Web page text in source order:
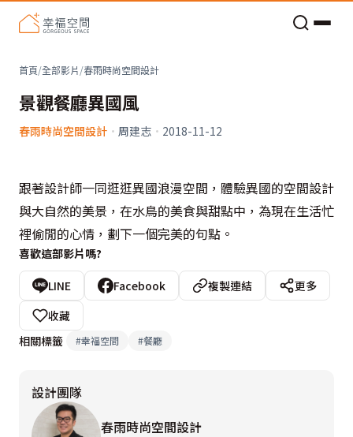
首頁/全部影片/春雨時尚空間設計
景觀餐廳異國風
春雨時尚空間設計 · 周建志 · 2018-11-12
跟著設計師一同逛逛異國浪漫空間，體驗異國的空間設計
與大自然的美景，在水鳥的美食與甜點中，為現在生活忙
裡偷閒的心情，劃下一個完美的句點。
喜歡這部影片嗎?
LINE Facebook 複製連結
更多
收藏
相關標籤
#幸福空間 #餐廳
設計團隊
春雨時尚空間設計